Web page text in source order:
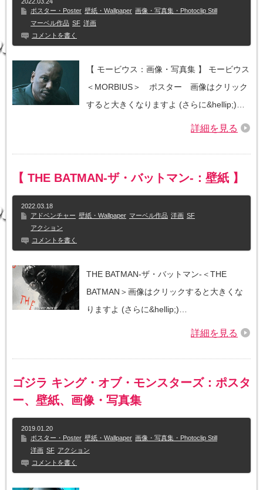
ポスター・Poster 壁紙・Wallpaper 画像・写真集・Photoclip Still
マーベル作品 SF 洋画
コメントを書く
【 モービウス：画像・写真集 】 モービウス
＜MORBIUS＞ ポスター 画像はクリック
すると大きくなりますよ (さらに&hellip;)…
詳細を見る
【 THE BATMAN-ザ・バットマン-：壁紙 】
2022.03.18
アドベンチャー 壁紙・Wallpaper マーベル作品 洋画 SF
アクション
コメントを書く
THE BATMAN-ザ・バットマン-＜THE
BATMAN＞画像はクリックすると大きくな
りますよ (さらに&hellip;)…
詳細を見る
ゴジラ キング・オブ・モンスターズ：ポスタ
ー、壁紙、画像・写真集
2019.01.20
ポスター・Poster 壁紙・Wallpaper 画像・写真集・Photoclip Still
洋画 SF アクション
コメントを書く